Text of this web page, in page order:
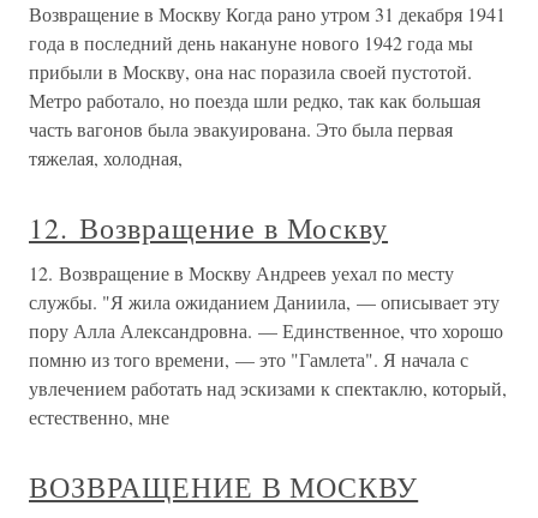
Возвращение в Москву Когда рано утром 31 декабря 1941
года в последний день накануне нового 1942 года мы
прибыли в Москву, она нас поразила своей пустотой.
Метро работало, но поезда шли редко, так как большая
часть вагонов была эвакуирована. Это была первая
тяжелая, холодная,
12. Возвращение в Москву
12. Возвращение в Москву Андреев уехал по месту
службы. "Я жила ожиданием Даниила, — описывает эту
пору Алла Александровна. — Единственное, что хорошо
помню из того времени, — это "Гамлета". Я начала с
увлечением работать над эскизами к спектаклю, который,
естественно, мне
ВОЗВРАЩЕНИЕ В МОСКВУ